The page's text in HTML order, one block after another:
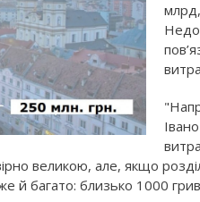
великою, але, якщо
багато: близько 1000